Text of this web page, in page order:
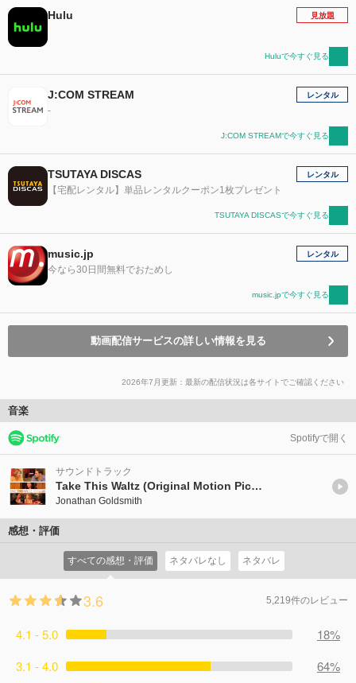
Hulu 見放題
Huluで今すぐ見る
J:COM STREAM
-
レンタル
J:COM STREAMで今すぐ見る
TSUTAYA DISCAS
【宅配レンタル】単品レンタルクーポン1枚プレゼント
レンタル
TSUTAYA DISCASで今すぐ見る
music.jp
今なら30日間無料でおためし
レンタル
music.jpで今すぐ見る
動画配信サービスの詳しい情報を見る
2026年7月更新：最新の配信状況は各サイトでご確認ください
音楽
Spotifyで開く
サウンドトラック
Take This Waltz (Original Motion Picture Soundtrack)
Jonathan Goldsmith
感想・評価
すべての感想・評価 ネタバレなし ネタバレ
3.6 5,219件のレビュー
4.1 - 5.0
18%
3.1 - 4.0
64%